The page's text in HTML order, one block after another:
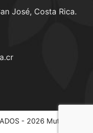
José, Costa Rica.
- 2026 Mutualidad